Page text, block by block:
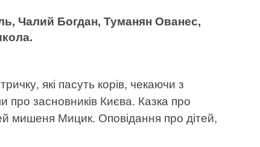
Чалий Богдан, Туманян Ованес,
які пасуть корів, чекаючи з
засновників Києва. Казка про
мишеня Мицик. Оповідання про дітей,